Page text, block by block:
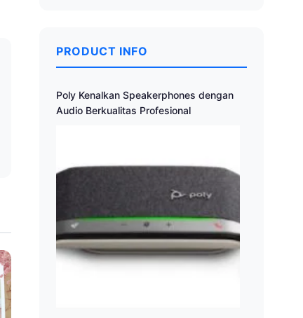
PRODUCT INFO
Poly Kenalkan Speakerphones dengan
Audio Berkualitas Profesional